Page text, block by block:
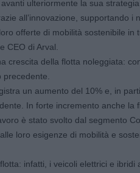
ulteriormente la sua strategia
all’innovazione, supportando i
offerte di mobilità sostenibile in
CEO di Arval.
crescita della flotta noleggiata:
precedente.
un aumento del 10% e, in
In forte incremento anche la
è stato svolto dal segmento
loro esigenze di mobilità e
infatti, i veicoli elettrici e ibridi